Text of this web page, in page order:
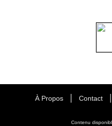
À Propos Contact
Contenu